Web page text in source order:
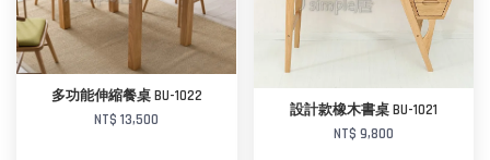
加入購物車
多功能伸縮餐桌 BU-1022
NT$ 13,500
設計款橡木書桌 BU-1021
NT$ 9,800